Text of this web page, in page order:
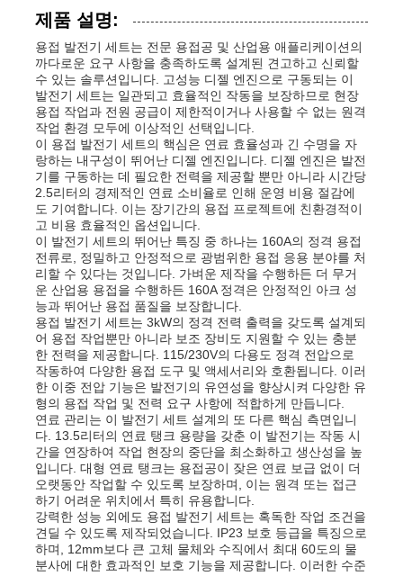
홈
제품 소개
동영상
회사 소개
제품 설명:
용접 발전기 세트는 전문 용접공 및 산업용 애플리케이션의
까다로운 요구 사항을 충족하도록 설계된 견고하고 신뢰할
수 있는 솔루션입니다. 고성능 디젤 엔진으로 구동되는 이
발전기 세트는 일관되고 효율적인 작동을 보장하므로 현장
용접 작업과 전원 공급이 제한적이거나 사용할 수 없는 원격
작업 환경 모두에 이상적인 선택입니다.
이 용접 발전기 세트의 핵심은 연료 효율성과 긴 수명을 자
랑하는 내구성이 뛰어난 디젤 엔진입니다. 디젤 엔진은 발전
기를 구동하는 데 필요한 전력을 제공할 뿐만 아니라 시간당
2.5리터의 경제적인 연료 소비율로 인해 운영 비용 절감에
도 기여합니다. 이는 장기간의 용접 프로젝트에 친환경적이
고 비용 효율적인 옵션입니다.
이 발전기 세트의 뛰어난 특징 중 하나는 160A의 정격 용접
전류로, 정밀하고 안정적으로 광범위한 용접 응용 분야를 처
리할 수 있다는 것입니다. 가벼운 제작을 수행하든 더 무거
운 산업용 용접을 수행하든 160A 정격은 안정적인 아크 성
능과 뛰어난 용접 품질을 보장합니다.
용접 발전기 세트는 3kW의 정격 전력 출력을 갖도록 설계되
어 용접 작업뿐만 아니라 보조 장비도 지원할 수 있는 충분
한 전력을 제공합니다. 115/230V의 다용도 정격 전압으로
작동하여 다양한 용접 도구 및 액세서리와 호환됩니다. 이러
한 이중 전압 기능은 발전기의 유연성을 향상시켜 다양한 유
형의 용접 작업 및 전력 요구 사항에 적합하게 만듭니다.
연료 관리는 이 발전기 세트 설계의 또 다른 핵심 측면입니
다. 13.5리터의 연료 탱크 용량을 갖춘 이 발전기는 작동 시
간을 연장하여 작업 현장의 중단을 최소화하고 생산성을 높
입니다. 대형 연료 탱크는 용접공이 잦은 연료 보급 없이 더
오랫동안 작업할 수 있도록 보장하며, 이는 원격 또는 접근
하기 어려운 위치에서 특히 유용합니다.
강력한 성능 외에도 용접 발전기 세트는 혹독한 작업 조건을
견딜 수 있도록 제작되었습니다. IP23 보호 등급을 특징으로
하며, 12mm보다 큰 고체 물체와 수직에서 최대 60도의 물
분사에 대한 효과적인 보호 기능을 제공합니다. 이러한 수준